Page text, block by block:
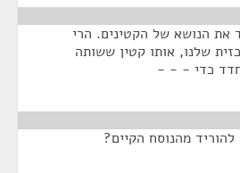
את הנושא של הקטינים. הרי
שלנו, אותו קטין ששותה
כדי - - -
מהנוסח הקיים?